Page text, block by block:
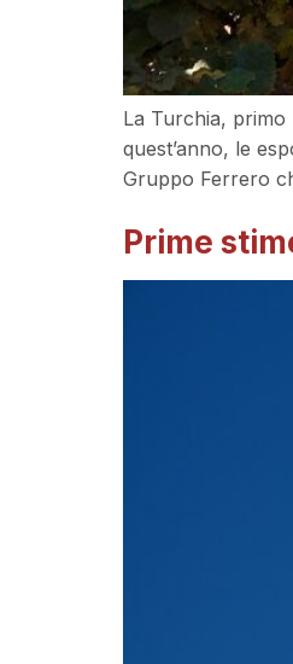
La Turchia, primo
quest’anno, le
Gruppo Ferrero
Prime